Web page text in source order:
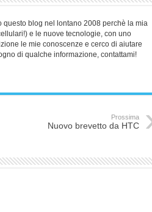
questo blog nel lontano 2008 perchè la mia
e le nuove tecnologie, con uno
le mie conoscenze e cerco di aiutare
di qualche informazione, contattami!
Prossima
Nuovo brevetto da HTC